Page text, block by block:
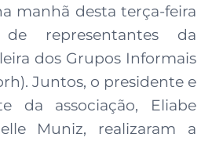
manhã desta terça-feira
representantes da
dos Grupos Informais
Juntos, o presidente e
da associação, Eliabe
Muniz, realizaram a